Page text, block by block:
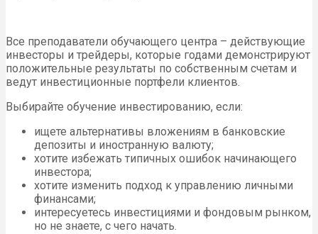
Все преподаватели обучающего центра – действующие
инвесторы и трейдеры, которые годами демонстрируют
положительные результаты по собственным счетам и
ведут инвестиционные портфели клиентов.
Выбирайте обучение инвестированию, если:
ищете альтернативы вложениям в банковские
депозиты и иностранную валюту;
хотите избежать типичных ошибок начинающего
инвестора;
хотите изменить подход к управлению личными
финансами;
интересуетесь инвестициями и фондовым рынком,
но не знаете, с чего начать.